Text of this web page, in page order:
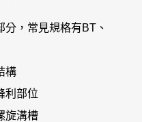
分，常見規格有BT、
構
利部位
旋溝槽